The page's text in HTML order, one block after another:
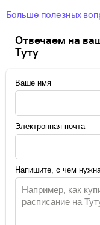
Больше полезных
Отвечаем на
Туту
Ваше имя
Электронная почта
Напишите, с чем